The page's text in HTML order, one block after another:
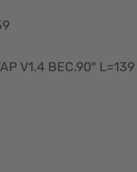
V1.4 BEC.90° L=139